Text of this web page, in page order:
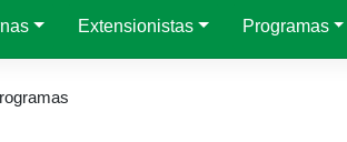
Extensionistas Programas